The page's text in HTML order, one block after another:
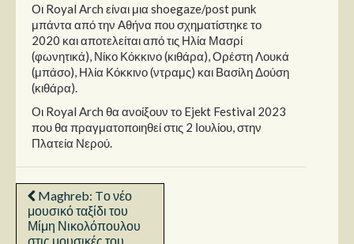
Οι Royal Arch είναι μια shoegaze/post punk
μπάντα από την Αθήνα που σχηματίστηκε το
2020 και αποτελείται από τις Ηλία Μασρί
(φωνητικά), Νίκο Κόκκινο (κιθάρα), Ορέστη Λουκά
(μπάσο), Ηλία Κόκκινο (ντραμς) και Βασίλη Δούση
(κιθάρα).
Οι Royal Arch θα ανοίξουν το Ejekt Festival 2023
που θα πραγματοποιηθεί στις 2 Ιουλίου, στην
Πλατεία Νερού.
Maghreb: Tο νέο
μουσικό ταξίδι του
Μίμη Νικολόπουλου
στις μουσικές του